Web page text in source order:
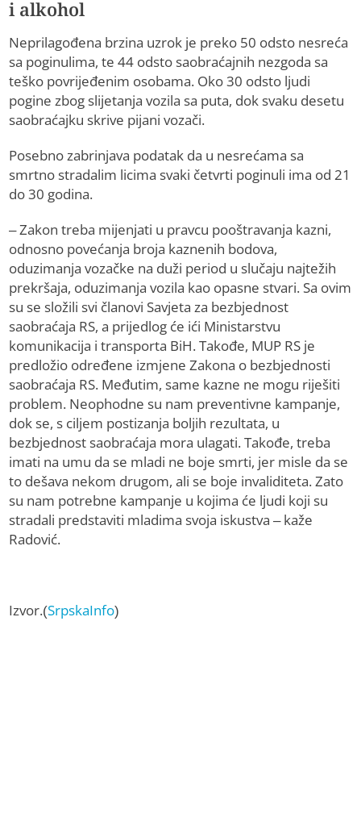
i alkohol
Neprilagođena brzina uzrok je preko 50 odsto nesreća
sa poginulima, te 44 odsto saobraćajnih nezgoda sa
teško povrijeđenim osobama. Oko 30 odsto ljudi
pogine zbog slijetanja vozila sa puta, dok svaku desetu
saobraćajku skrive pijani vozači.
Posebno zabrinjava podatak da u nesrećama sa
smrtno stradalim licima svaki četvrti poginuli ima od 21
do 30 godina.
– Zakon treba mijenjati u pravcu pooštravanja kazni,
odnosno povećanja broja kaznenih bodova,
oduzimanja vozačke na duži period u slučaju najtežih
prekršaja, oduzimanja vozila kao opasne stvari. Sa ovim
su se složili svi članovi Savjeta za bezbjednost
saobraćaja RS, a prijedlog će ići Ministarstvu
komunikacija i transporta BiH. Takođe, MUP RS je
predložio određene izmjene Zakona o bezbjednosti
saobraćaja RS. Međutim, same kazne ne mogu riješiti
problem. Neophodne su nam preventivne kampanje,
dok se, s ciljem postizanja boljih rezultata, u
bezbjednost saobraćaja mora ulagati. Takođe, treba
imati na umu da se mladi ne boje smrti, jer misle da se
to dešava nekom drugom, ali se boje invaliditeta. Zato
su nam potrebne kampanje u kojima će ljudi koji su
stradali predstaviti mladima svoja iskustva – kaže
Radović.
Izvor.(SrpskaInfo)